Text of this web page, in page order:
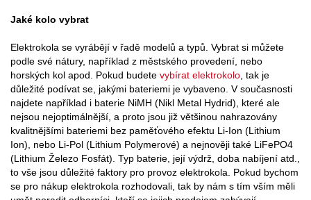
Jaké kolo vybrat
Elektrokola se vyrábějí v řadě modelů a typů. Vybrat si můžete
podle své nátury, například z městského provedení, nebo
horských kol apod. Pokud budete vybírat elektrokolo, tak je
důležité podívat se, jakými bateriemi je vybaveno. V současnosti
najdete například i baterie NiMH (Nikl Metal Hydrid), které ale
nejsou nejoptimálnější, a proto jsou již většinou nahrazovány
kvalitnějšími bateriemi bez paměťového efektu Li-Ion (Lithium
Ion), nebo Li-Pol (Lithium Polymerové) a nejnověji také LiFePO4
(Lithium Železo Fosfát). Typ baterie, její výdrž, doba nabíjení atd.,
to vše jsou důležité faktory pro provoz elektrokola. Pokud bychom
se pro nákup elektrokola rozhodovali, tak by nám s tím vším měli